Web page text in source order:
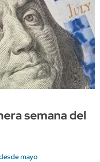
semana del
mayo